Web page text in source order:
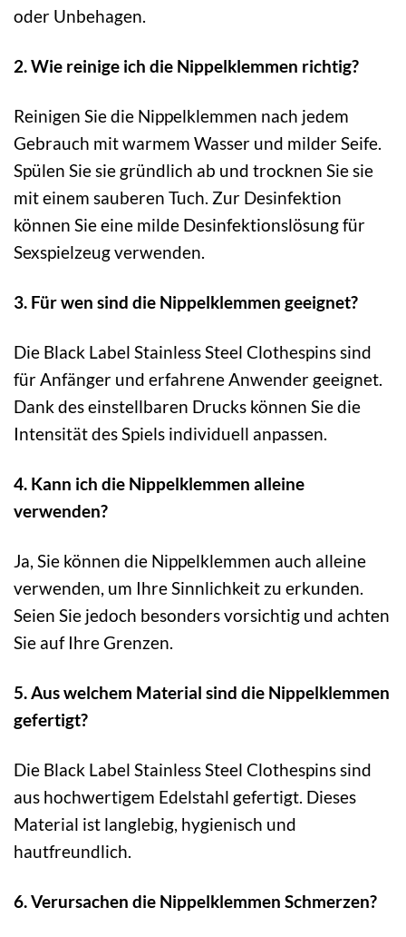
oder Unbehagen.
2. Wie reinige ich die Nippelklemmen richtig?
Reinigen Sie die Nippelklemmen nach jedem
Gebrauch mit warmem Wasser und milder Seife.
Spülen Sie sie gründlich ab und trocknen Sie sie
mit einem sauberen Tuch. Zur Desinfektion
können Sie eine milde Desinfektionslösung für
Sexspielzeug verwenden.
3. Für wen sind die Nippelklemmen geeignet?
Die Black Label Stainless Steel Clothespins sind
für Anfänger und erfahrene Anwender geeignet.
Dank des einstellbaren Drucks können Sie die
Intensität des Spiels individuell anpassen.
4. Kann ich die Nippelklemmen alleine
verwenden?
Ja, Sie können die Nippelklemmen auch alleine
verwenden, um Ihre Sinnlichkeit zu erkunden.
Seien Sie jedoch besonders vorsichtig und achten
Sie auf Ihre Grenzen.
5. Aus welchem Material sind die Nippelklemmen
gefertigt?
Die Black Label Stainless Steel Clothespins sind
aus hochwertigem Edelstahl gefertigt. Dieses
Material ist langlebig, hygienisch und
hautfreundlich.
6. Verursachen die Nippelklemmen Schmerzen?